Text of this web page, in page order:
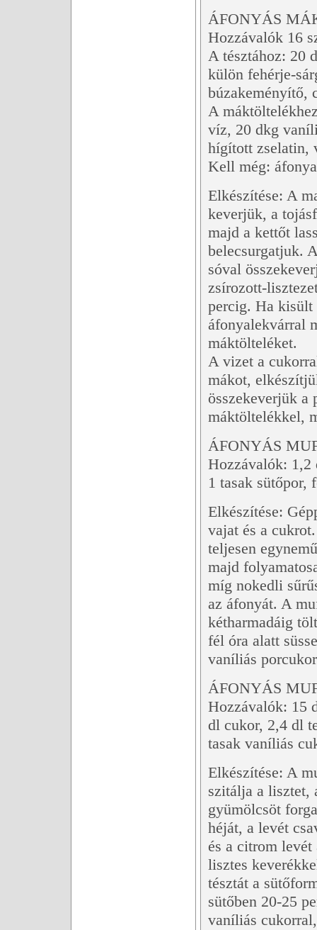
ÁFONYÁS
Hozzávalók 16
A tésztához: 20
külön fehérje-
búzakeményítő,
A
víz, 20 dkg
hígított zselatin,
Kell még:
Elkészítése: A
keverjük, a
majd a kettőt
belecsurgatjuk.
sóval
zsírozott-
percig. Ha kisült
áfonyalekvárral
máktölteléket.
A vizet a
mákot,
összekeverjük
máktöltelékkel,
ÁFONYÁS
Hozzávalók:
1 tasak sütőpor,
Elkészítése:
vajat és a
teljesen
majd
míg nokedli
az áfonyát. A
kétharmadáig
fél óra alatt
vaníliás
ÁFONYÁS
Hozzávalók: 15
dl cukor, 2,4 dl
tasak vaníliás
Elkészítése: A
szitálja a lisztet,
gyümölcsöt
héját, a levét
és a citrom
lisztes
tésztát a
sütőben 20-25
vaníliás